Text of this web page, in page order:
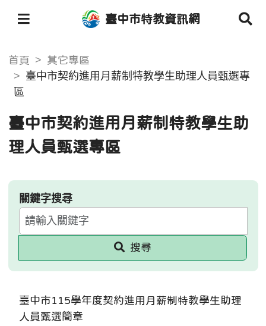
臺中市特教資訊網
首頁 其它專區
臺中市契約進用月薪制特教學生助理人員甄選專
區
臺中市契約進用月薪制特教學生助
理人員甄選專區
關鍵字搜尋
臺中市115學年度契約進用月薪制特教學生助理
人員甄選簡章